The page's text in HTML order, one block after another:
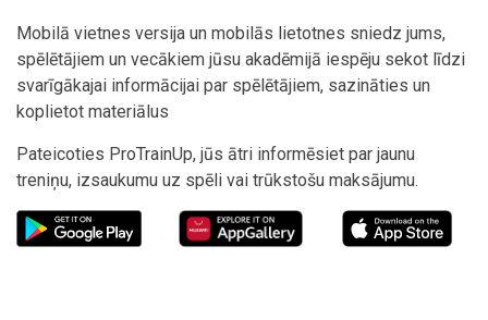
Mobilā vietnes versija un mobilās lietotnes sniedz jums,
spēlētājiem un vecākiem jūsu akadēmijā iespēju sekot līdzi
svarīgākajai informācijai par spēlētājiem, sazināties un
koplietot materiālus
Pateicoties ProTrainUp, jūs ātri informēsiet par jaunu
treniņu, izsaukumu uz spēli vai trūkstošu maksājumu.